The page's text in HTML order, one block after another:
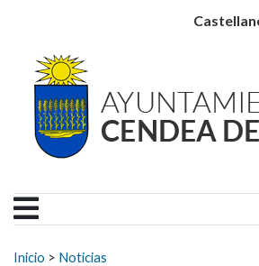
Buscar:
Inicio > Noticias